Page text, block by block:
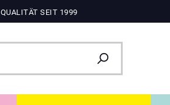
QUALITÄT SEIT 1999